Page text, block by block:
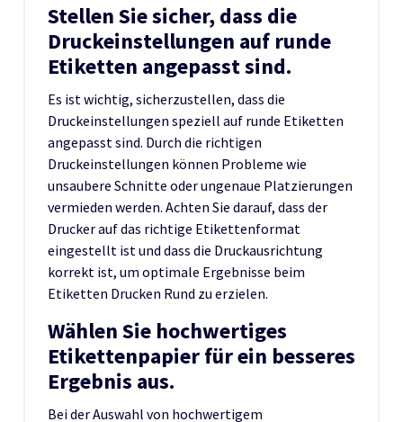
Stellen Sie sicher, dass die
Druckeinstellungen auf runde
Etiketten angepasst sind.
Es ist wichtig, sicherzustellen, dass die
Druckeinstellungen speziell auf runde Etiketten
angepasst sind. Durch die richtigen
Druckeinstellungen können Probleme wie
unsaubere Schnitte oder ungenaue Platzierungen
vermieden werden. Achten Sie darauf, dass der
Drucker auf das richtige Etikettenformat
eingestellt ist und dass die Druckausrichtung
korrekt ist, um optimale Ergebnisse beim
Etiketten Drucken Rund zu erzielen.
Wählen Sie hochwertiges
Etikettenpapier für ein besseres
Ergebnis aus.
Bei der Auswahl von hochwertigem